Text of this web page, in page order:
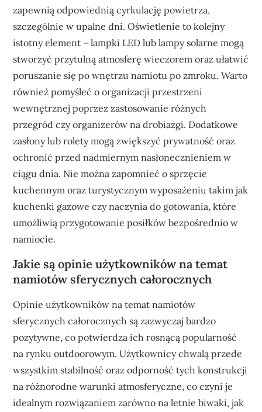
zapewnią odpowiednią cyrkulację powietrza,
szczególnie w upalne dni. Oświetlenie to kolejny
istotny element – lampki LED lub lampy solarne mogą
stworzyć przytulną atmosferę wieczorem oraz ułatwić
poruszanie się po wnętrzu namiotu po zmroku. Warto
również pomyśleć o organizacji przestrzeni
wewnętrznej poprzez zastosowanie różnych
przegród czy organizerów na drobiazgi. Dodatkowe
zasłony lub rolety mogą zwiększyć prywatność oraz
ochronić przed nadmiernym nasłonecznieniem w
ciągu dnia. Nie można zapomnieć o sprzęcie
kuchennym oraz turystycznym wyposażeniu takim jak
kuchenki gazowe czy naczynia do gotowania, które
umożliwią przygotowanie posiłków bezpośrednio w
namiocie.
Jakie są opinie użytkowników na temat
namiotów sferycznych całorocznych
Opinie użytkowników na temat namiotów
sferycznych całorocznych są zazwyczaj bardzo
pozytywne, co potwierdza ich rosnącą popularność
na rynku outdoorowym. Użytkownicy chwalą przede
wszystkim stabilność oraz odporność tych konstrukcji
na różnorodne warunki atmosferyczne, co czyni je
idealnym rozwiązaniem zarówno na letnie biwaki, jak